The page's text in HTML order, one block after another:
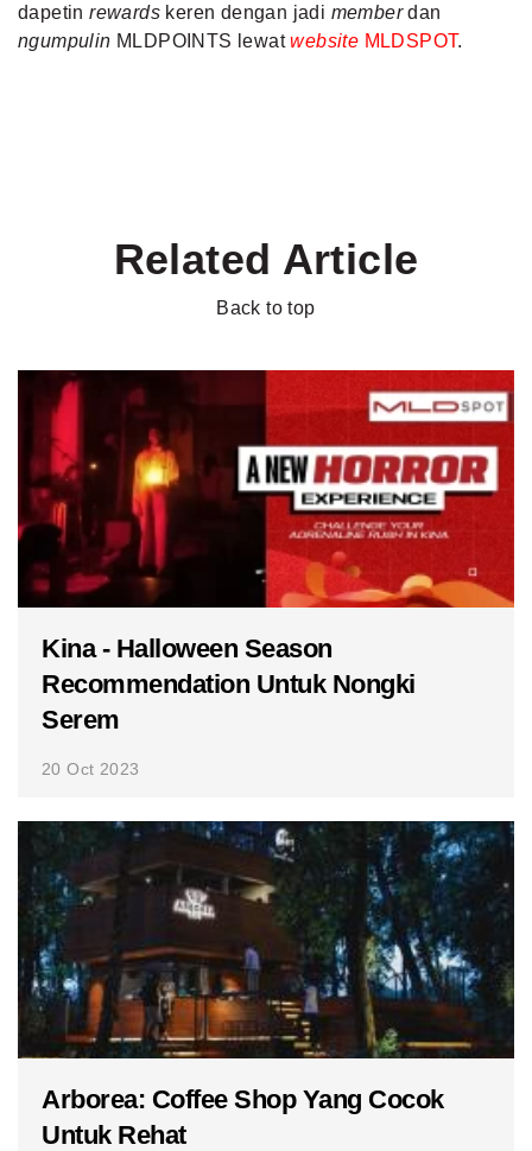
dapetinrewards keren dengan jadi memberdan
ngumpulin MLDPOINTS lewatwebsite MLDSPOT.
Related Article
Back to top
Kina - Halloween Season
Recommendation Untuk Nongki
Serem
20 Oct 2023
Arborea: Coffee Shop Yang Cocok
Untuk Rehat